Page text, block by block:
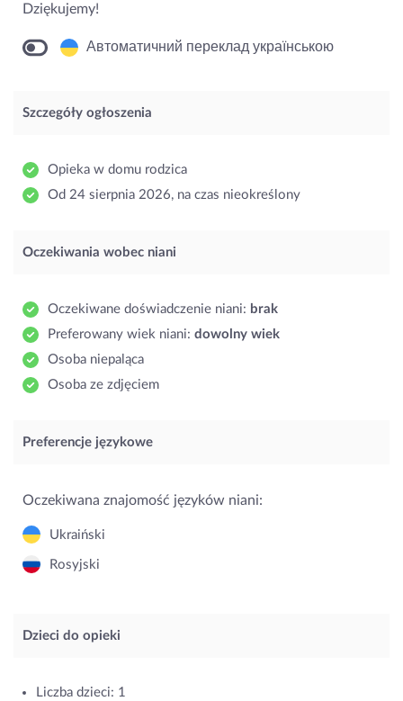
Dziękujemy!
Автоматичний переклад українською
Szczegóły ogłoszenia
Opieka w domu rodzica
Od 24 sierpnia 2026, na czas nieokreślony
Oczekiwania wobec niani
Oczekiwane doświadczenie niani: brak
Preferowany wiek niani: dowolny wiek
Osoba niepaląca
Osoba ze zdjęciem
Preferencje językowe
Oczekiwana znajomość języków niani:
Ukraiński
Rosyjski
Dzieci do opieki
Liczba dzieci: 1